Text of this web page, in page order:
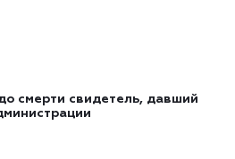
смерти свидетель, давший